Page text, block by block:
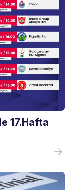
17.Hafta